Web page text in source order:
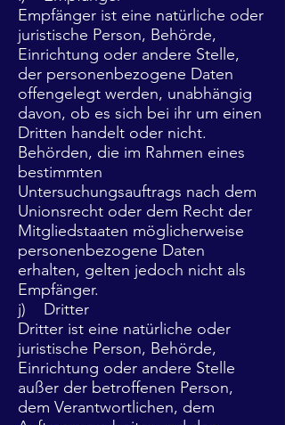
Empfänger ist eine natürliche oder
juristische Person, Behörde,
Einrichtung oder andere Stelle,
der personenbezogene Daten
offengelegt werden, unabhängig
davon, ob es sich bei ihr um einen
Dritten handelt oder nicht.
Behörden, die im Rahmen eines
bestimmten
Untersuchungsauftrags nach dem
Unionsrecht oder dem Recht der
Mitgliedstaaten möglicherweise
personenbezogene Daten
erhalten, gelten jedoch nicht als
Empfänger.
j) Dritter
Dritter ist eine natürliche oder
juristische Person, Behörde,
Einrichtung oder andere Stelle
außer der betroffenen Person,
dem Verantwortlichen, dem